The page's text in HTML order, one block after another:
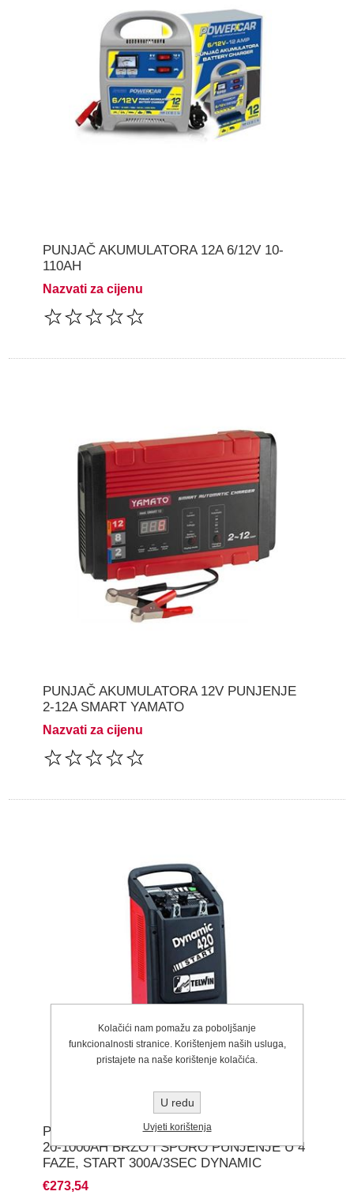
PUNJAČ AKUMULATORA 12A 6/12V 10-
110AH
Nazvati za cijenu
PUNJAČ AKUMULATORA 12V PUNJENJE
2-12A SMART YAMATO
Nazvati za cijenu
PUNJAČ AKUMULATORA 420 12/24V 420
20-1000AH BRZO I SPORO PUNJENJE U 4
FAZE, START 300A/3SEC DYNAMIC
€273,54
Kolačići nam pomažu za poboljšanje
funkcionalnosti stranice. Korištenjem naših usluga,
pristajete na naše korištenje kolačića.
U redu
Uvjeti korištenja